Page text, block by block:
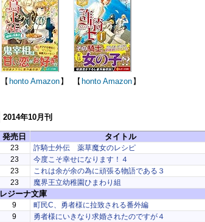
【 honto Amazon 】 【 honto Amazon 】
2014年10月刊
発売日 タイトル
23 詐騎士外伝 薬草魔女のレシピ
23
今度こそ幸せになります！４
23
これは余が余の為に頑張る物語である３
23
魔界王立幼稚園ひまわり組
レジーナ文庫
9 町民C、勇者様に拉致される番外編
9
勇者様にいきなり求婚されたのですが４